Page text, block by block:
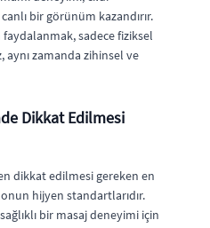
bir görünüm kazandırır.
sadece fiziksel
aynı zamanda zihinsel ve
Dikkat Edilmesi
dikkat edilmesi gereken en
hijyen standartlarıdır.
bir masaj deneyimi için